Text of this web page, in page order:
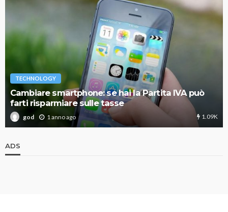
TECHNOLOGY
Cambiare smartphone: se hai la Partita IVA può
farti risparmiare sulle tasse
god 1 anno ago 1.09K
ADS